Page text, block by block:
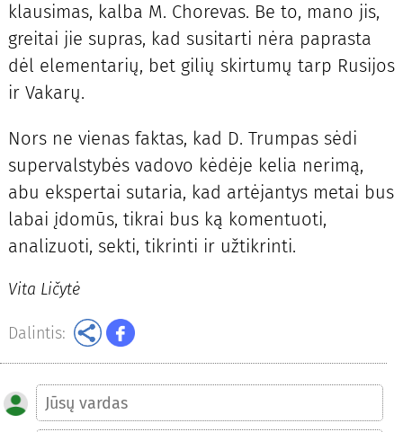
klausimas, kalba M. Chorevas. Be to, mano jis,
greitai jie supras, kad susitarti nėra paprasta
dėl elementarių, bet gilių skirtumų tarp Rusijos
ir Vakarų.
Nors ne vienas faktas, kad D. Trumpas sėdi
supervalstybės vadovo kėdėje kelia nerimą,
abu ekspertai sutaria, kad artėjantys metai bus
labai įdomūs, tikrai bus ką komentuoti,
analizuoti, sekti, tikrinti ir užtikrinti.
Vita Ličytė
Dalintis: